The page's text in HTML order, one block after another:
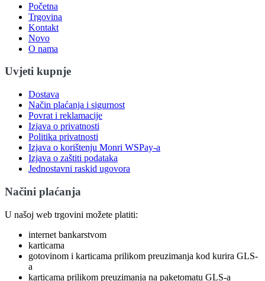
Početna
Trgovina
Kontakt
Novo
O nama
Uvjeti kupnje
Dostava
Način plaćanja i sigurnost
Povrat i reklamacije
Izjava o privatnosti
Politika privatnosti
Izjava o korištenju Monri WSPay-a
Izjava o zaštiti podataka
Jednostavni raskid ugovora
Načini plaćanja
U našoj web trgovini možete platiti:
internet bankarstvom
karticama
gotovinom i karticama prilikom preuzimanja kod kurira GLS-
a
karticama prilikom preuzimanja na paketomatu GLS-a